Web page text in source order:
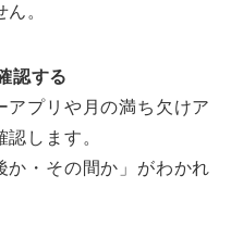
。
認する
アプリや月の満ち欠けア
します。
か・その間か」がわかれ